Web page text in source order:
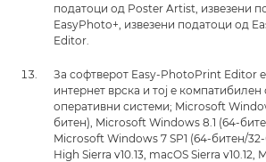
податоци од Poster Artist, извезени
EasyPhoto+, извезени податоци од
Editor.
За софтверот Easy-PhotoPrint Editor
интернет врска и тој е
оперативни системи; Microsoft
битен), Microsoft Windows 8.1 (64-
Microsoft Windows 7 SP1 (64-битен/
High Sierra v10.13, macOS Sierra v10.12,